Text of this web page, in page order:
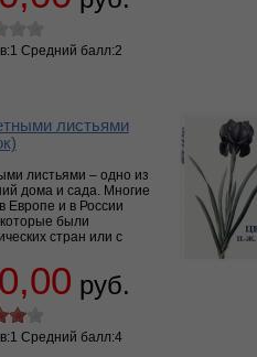
Средний балл:2
листьями
листьями – одно из
дома и сада. Многие
Европе и в России
были
стран или с
руб.
Средний балл:4